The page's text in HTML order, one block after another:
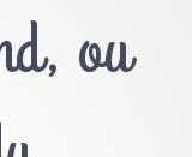
ou